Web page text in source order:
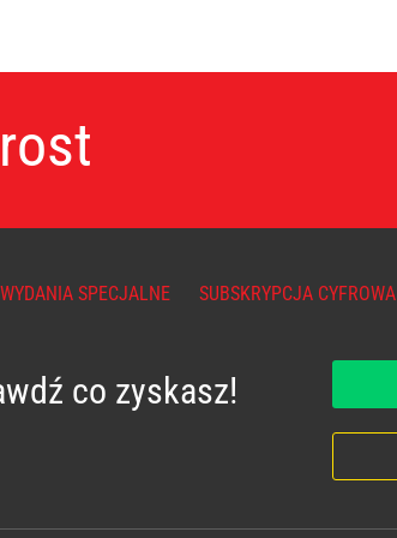
WYDANIA SPECJALNE SUBSKRYPCJA CYFROWA
co zyskasz!